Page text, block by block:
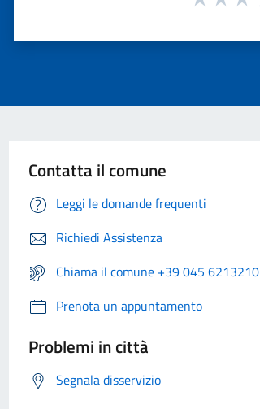
Contatta il comune
Leggi le domande frequenti
Richiedi Assistenza
Chiama il comune +39 045 6213210
Prenota un appuntamento
Problemi in città
Segnala disservizio